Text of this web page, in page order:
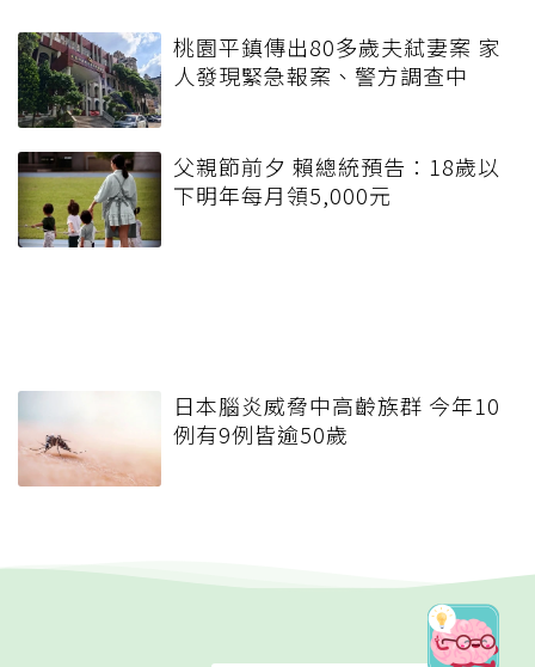
桃園平鎮傳出80多歲夫弒妻案 家
人發現緊急報案、警方調查中
父親節前夕 賴總統預告：18歲以
下明年每月領5,000元
日本腦炎威脅中高齡族群 今年10
例有9例皆逾50歲